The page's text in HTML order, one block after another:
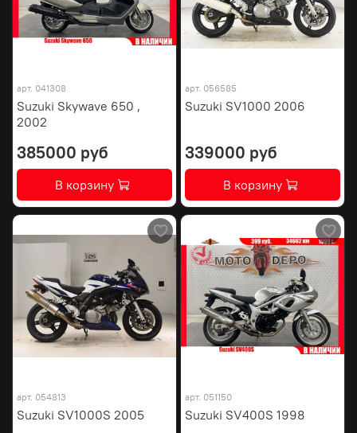
арт. 041308
Suzuki Skywave 650 ,
2002
385000 руб
В корзину
арт. 056585
Suzuki SV1000 2006
339000 руб
В корзину
арт. 054813
Suzuki SV1000S 2005
арт. 051150
Suzuki SV400S 1998